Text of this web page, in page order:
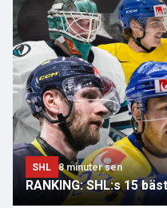
SHL 8 minuter sen
RANKING: SHL:s 15